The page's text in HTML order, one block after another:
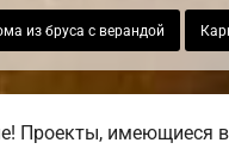
из бруса с верандой
Проекты, имеющиеся в